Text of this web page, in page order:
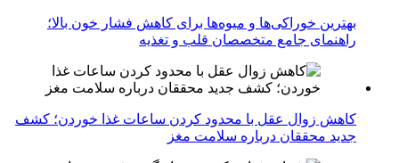
بهترین خوراکی‌ها و میوه‌ها برای کاهش فشار خون بالا؛
راهنمای جامع متخصصان قلب و تغذیه
کاهش زوال عقل با محدود کردن ساعات غذا خوردن؛ کشف
جدید محققان درباره سلامت مغز